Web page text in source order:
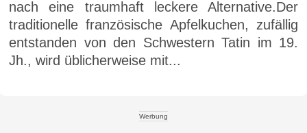
nach eine traumhaft leckere Alternative.Der
traditionelle französische Apfelkuchen, zufällig
entstanden von den Schwestern Tatin im 19.
Jh., wird üblicherweise mit...
Werbung